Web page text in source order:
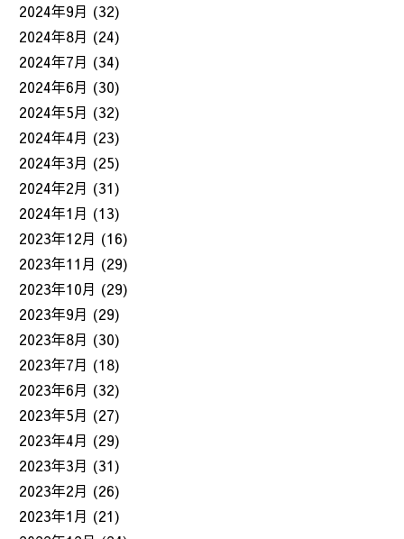
2024年9月 (32)
2024年8月 (24)
2024年7月 (34)
2024年6月 (30)
2024年5月 (32)
2024年4月 (23)
2024年3月 (25)
2024年2月 (31)
2024年1月 (13)
2023年12月 (16)
2023年11月 (29)
2023年10月 (29)
2023年9月 (29)
2023年8月 (30)
2023年7月 (18)
2023年6月 (32)
2023年5月 (27)
2023年4月 (29)
2023年3月 (31)
2023年2月 (26)
2023年1月 (21)